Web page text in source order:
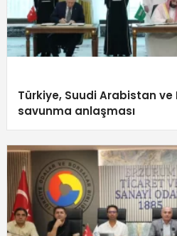
Türkiye, Suudi Arabistan
savunma anlaşması